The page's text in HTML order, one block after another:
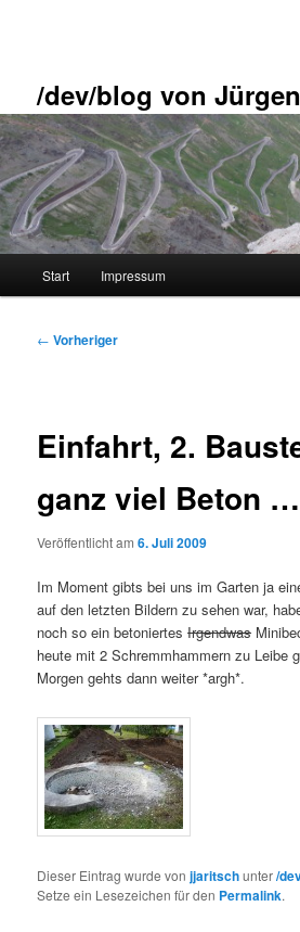
/dev/blog von
Start Impressum
Beitragsnavigation
← Vorheriger
Einfahrt, 2.
ganz viel Beton …
Veröffentlicht am6. Juli 2009
Im Moment gibts bei uns im Garten ja
auf den letzten Bildern zu sehen war,
noch so ein betoniertesIrgendwas
heute mit 2 Schremmhammern zu Leibe
Morgen gehts dann weiter *argh*.
Dieser Eintrag wurde vonjjaritschunter/
Setze ein Lesezeichen für den Permalink.